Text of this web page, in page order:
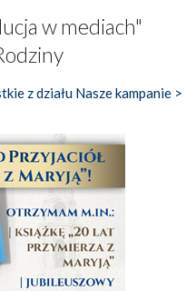
w mediach"
z działu Nasze kampanie >